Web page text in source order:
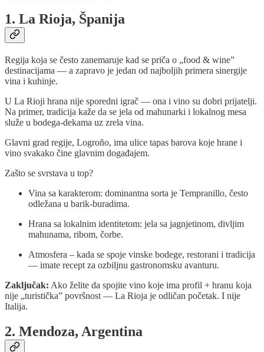
1. La Rioja, Španija
Regija koja se često zanemaruje kad se priča o „food & wine”
destinacijama — a zapravo je jedan od najboljih primera sinergije
vina i kuhinje.
U La Rioji hrana nije sporedni igrač — ona i vino su dobri prijatelji.
Na primer, tradicija kaže da se jela od mahunarki i lokalnog mesa
služe u bodega-dekama uz zrela vina.
Glavni grad regije, Logroño, ima ulice tapas barova koje hrane i
vino svakako čine glavnim događajem.
Zašto se svrstava u top?
Vina sa karakterom: dominantna sorta je Tempranillo, često
odležana u barik-buradima.
Hrana sa lokalnim identitetom: jela sa jagnjetinom, divljim
mahunama, ribom, čorbe.
Atmosfera – kada se spoje vinske bodege, restorani i tradicija
— imate recept za ozbiljnu gastronomsku avanturu.
Zaključak: Ako želite da spojite vino koje ima profil + hranu koja
nije „turistička” površnost — La Rioja je odličan početak. I nije
Italija.
2. Mendoza, Argentina